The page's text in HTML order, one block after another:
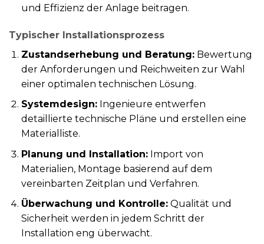
und Effizienz der Anlage beitragen.
Typischer Installationsprozess
Zustandserhebung und Beratung:Bewertung
der Anforderungen und Reichweiten zur Wahl
einer optimalen technischen Lösung.
Systemdesign:Ingenieure entwerfen
detaillierte technische Pläne und erstellen eine
Materialliste.
Planung und Installation:Import von
Materialien, Montage basierend auf dem
vereinbarten Zeitplan und Verfahren.
Überwachung und Kontrolle:Qualität und
Sicherheit werden in jedem Schritt der
Installation eng überwacht.